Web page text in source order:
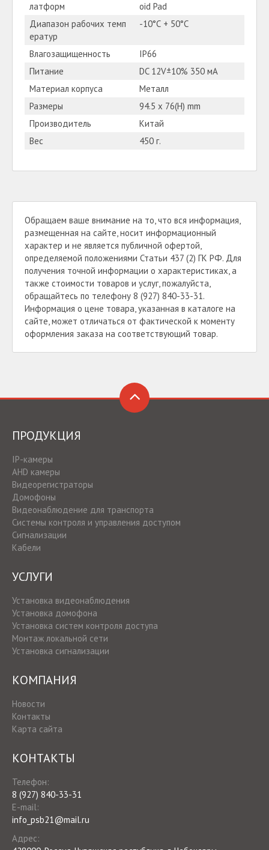
латформ
oid Pad
Диапазон рабочих темп
ератур
-10°С + 50°С
Влагозащищенность
IP66
Питание
DC 12V±10% 350 мА
Материал корпуса
Металл
Размеры
94.5 x 76(H) mm
Производитель
Китай
Вес
450 г.
Обращаем ваше внимание на то, что вся информация,
размещенная на сайте, носит информационный
характер и не является публичной офертой,
определяемой положениями Статьи 437 (2) ГК РФ. Для
получения точной информации о характеристиках, а
также стоимости товаров и услуг, пожалуйста,
обращайтесь по телефону 8 (927) 840-33-31.
Информация о цене товара, указанная в каталоге на
сайте, может отличаться от фактической к моменту
оформления заказа на соответствующий товар.
ПРОДУКЦИЯ
IP-камеры
AHD камеры
Видеорегистраторы
Домофоны
Видеонаблюдение для транспорта
Системы контроля и управления доступом
Сигнализации
Кабели
УСЛУГИ
Установка видеонаблюдения
Установка домофона
Установка систем контроля доступа
Монтаж локальной сети
Установка сигнализации
КОМПАНИЯ
Новости
Контакты
Карта сайта
КОНТАКТЫ
Телефон:
8 (927) 840-33-31
E-mail:
info_psb21@mail.ru
Адрес: